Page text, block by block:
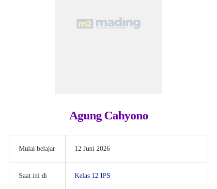
Agung Cahyono
Mulai belajar 12 Juni 2026
Saat ini di Kelas 12 IPS